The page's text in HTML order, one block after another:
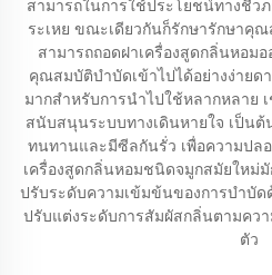
สามารถในการใช้ประโยชน์ทางชีว
ระเหย ขณะเดียวกันก็รักษารักษาคุ
สามารถถอดฝาเครื่องสูดกลิ่นหอมอ
คุณสมบัติบำบัดเข้าไปได้อย่างง่ายด
มากสำหรับการนำไปใช้หลากหลาย
สนับสนุนระบบทางเดินหายใจ เป็น
ทนทานและมีซีลกันรั่ว เพื่อความปล
เครื่องสูดกลิ่นหอมชนิดจมูกสมัยใหม่
ปรับระดับความเข้มข้นของการบำบั
ปรับแต่งระดับการสัมผัสกลิ่นตามคว
ตัว